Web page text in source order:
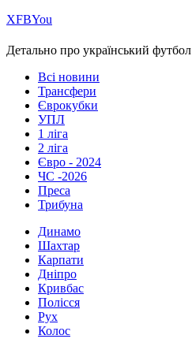
ХFBYou
Детально про український футбол
Всі новини
Трансфери
Єврокубки
УПЛ
1 ліга
2 ліга
Євро - 2024
ЧС -2026
Преса
Трибуна
Динамо
Шахтар
Карпати
Дніпро
Кривбас
Полісся
Рух
Колос